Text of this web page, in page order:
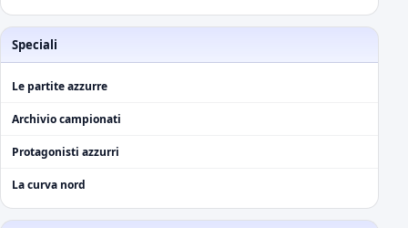
Speciali
Le partite azzurre
Archivio campionati
Protagonisti azzurri
La curva nord